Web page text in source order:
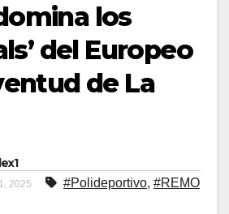
los
del Europeo
de La
2025 #Polideportivo, #REMO